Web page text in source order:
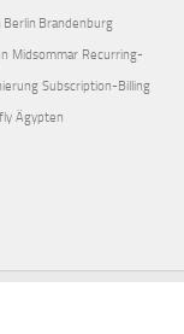
Berlin Brandenburg
Midsommar Recurring-
Subscription-Billing
Ägypten